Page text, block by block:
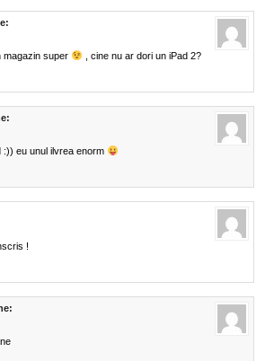
magazin super
, cine nu ar dori un iPad 2?
eu unul ilvrea enorm
!